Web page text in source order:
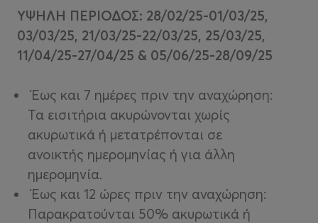
ΥΨΗΛΗ ΠΕΡΙΟΔΟΣ: 28/02/25-01/03/25,
03/03/25, 21/03/25-22/03/25, 25/03/25,
11/04/25-27/04/25 & 05/06/25-28/09/25
Έως και 7 ημέρες πριν την αναχώρηση:
Τα εισιτήρια ακυρώνονται χωρίς
ακυρωτικά ή μετατρέπονται σε
ανοικτής ημερομηνίας ή για άλλη
ημερομηνία.
Έως και 12 ώρες πριν την αναχώρηση:
Παρακρατούνται 50% ακυρωτικά ή